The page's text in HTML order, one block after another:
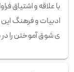
با علاقه و اشتیاق
ادبیات و فرهنگ این
ی شوق آموختن را